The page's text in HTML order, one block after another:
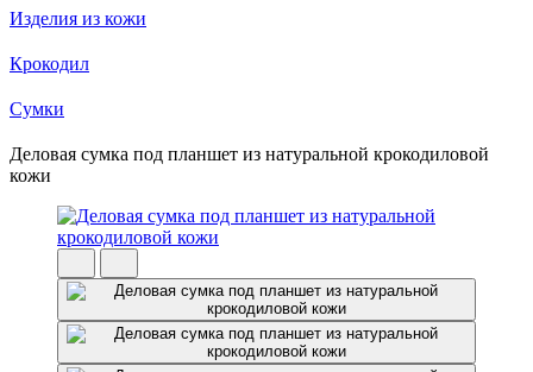
Изделия из кожи
Крокодил
Cумки
Деловая сумка под планшет из натуральной крокодиловой
кожи